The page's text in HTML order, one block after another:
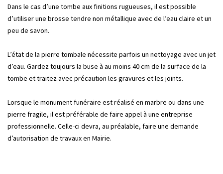
Dans le cas d’une tombe aux finitions rugueuses, il est possible
d’utiliser une brosse tendre non métallique avec de l’eau claire et un
peu de savon.
L’état de la pierre tombale nécessite parfois un nettoyage avec un jet
d’eau. Gardez toujours la buse à au moins 40 cm de la surface de la
tombe et traitez avec précaution les gravures et les joints.
Lorsque le monument funéraire est réalisé en marbre ou dans une
pierre fragile, il est préférable de faire appel à une entreprise
professionnelle. Celle-ci devra, au préalable, faire une demande
d’autorisation de travaux en Mairie.